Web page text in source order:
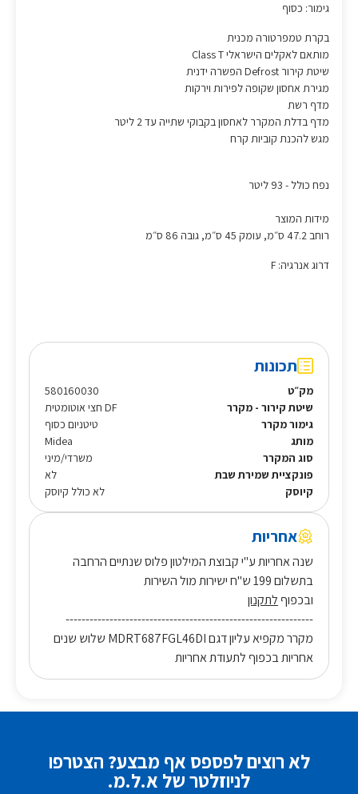
גימור: כסוף
בקרת טמפרטורה מכנית
מותאם לאקלים הישראלי Class T
שיטת קירור Defrost הפשרה ידנית
מגירת אחסון שקופה לפירות וירקות
מדף רשת
מדף בדלת המקרר לאחסון בקבוקי שתייה עד 2 ליטר
מגש להכנת קוביות קרח
נפח כולל - 93 ליטר
מידות המוצר
רוחב 47.2 ס״מ, עומק 45 ס״מ, גובה 86 ס״מ
דרוג אנרגיה: F
תכונות
מק״ט
580160030
שיטת קירור - מקרר
DF חצי אוטומטית
גימור מקרר
טיטניום כסוף
מותג
Midea
סוג המקרר
משרדי/מיני
פונקציית שמירת שבת
לא
קיוסק
לא כולל קיוסק
אחריות
שנה אחריות ע"י קבוצת המילטון פלוס שנתיים הרחבה
בתשלום 199 ש"ח ישירות מול השירות
ובכפוףלתקנון
--------------------------------------------------------------
מקרר מקפיא עליון דגם MDRT687FGL46DI שלוש שנים
אחריות בכפוף לתעודת אחריות
לא רוצים לפספס אף מבצע? הצטרפו
לניוזלטר של א.ל.מ.